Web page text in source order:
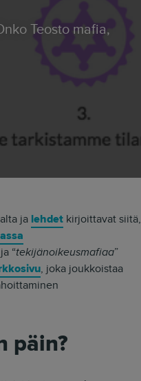
ja lehdet kirjoittavat siitä,
“tekijänoikeusmafiaa”
, joka joukkoistaa
päin?